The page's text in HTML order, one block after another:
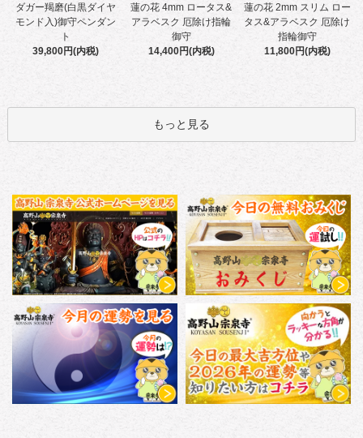
ダガー羯磨(白黒ダイヤ
モンド入)御守ペンダン
ト
39,800円(内税)
蓮の花 4mm ロータス&
アラベスク 厄除け指輪
御守
14,400円(内税)
蓮の花 2mm スリム ロー
タス&アラベスク 厄除け
指輪御守
11,800円(内税)
もっと見る